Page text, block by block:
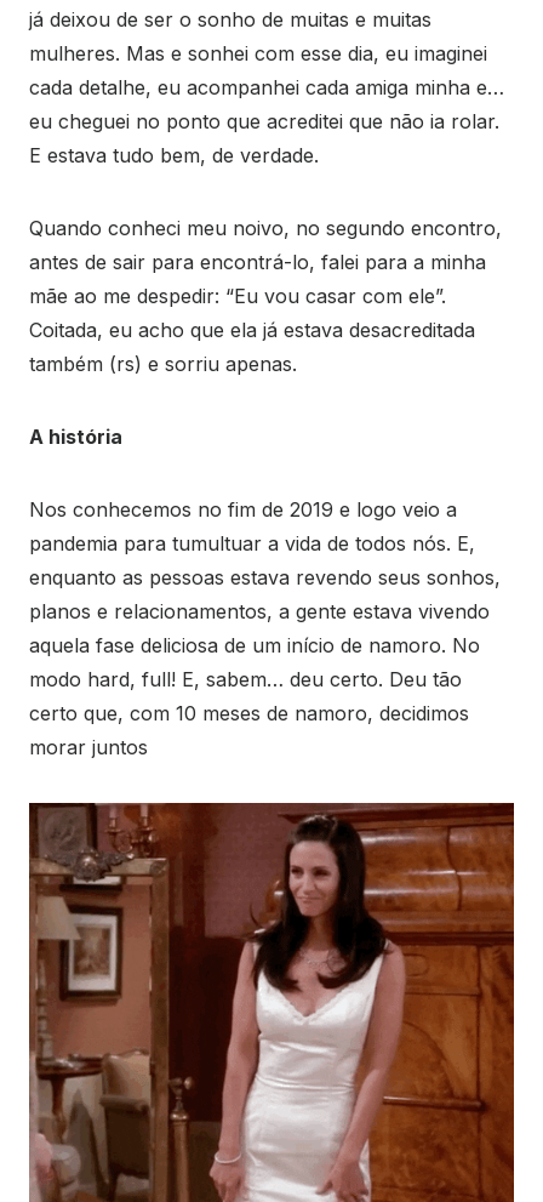
já deixou de ser o sonho de muitas e muitas
mulheres. Mas e sonhei com esse dia, eu imaginei
cada detalhe, eu acompanhei cada amiga minha e…
eu cheguei no ponto que acreditei que não ia rolar.
E estava tudo bem, de verdade.
Quando conheci meu noivo, no segundo encontro,
antes de sair para encontrá-lo, falei para a minha
mãe ao me despedir: “Eu vou casar com ele”.
Coitada, eu acho que ela já estava desacreditada
também (rs) e sorriu apenas.
A história
Nos conhecemos no fim de 2019 e logo veio a
pandemia para tumultuar a vida de todos nós. E,
enquanto as pessoas estava revendo seus sonhos,
planos e relacionamentos, a gente estava vivendo
aquela fase deliciosa de um início de namoro. No
modo hard, full! E, sabem… deu certo. Deu tão
certo que, com 10 meses de namoro, decidimos
morar juntos